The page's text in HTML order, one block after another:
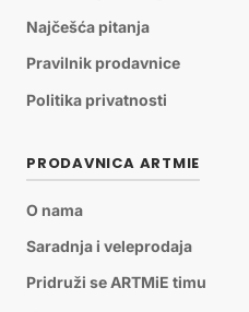
Najčešća pitanja
Pravilnik prodavnice
Politika privatnosti
PRODAVNICA ARTMIE
O nama
Saradnja i veleprodaja
Pridruži se ARTMiE timu